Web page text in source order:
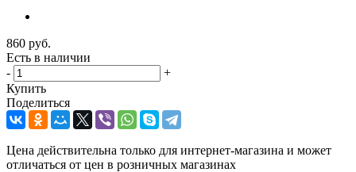
860 руб.
Есть в наличии
-
+
Купить
Поделиться
Цена действительна только для интернет-магазина и может
отличаться от цен в розничных магазинах